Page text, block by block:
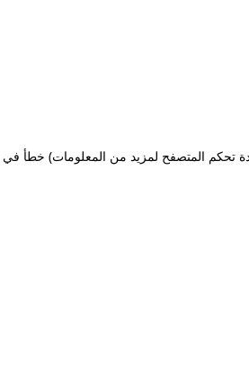
خطأ في تحكم المتصفح لمزيد من المعلومات)